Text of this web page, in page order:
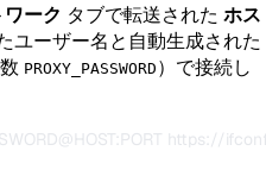
ーク タブで転送された ホス
ユーザー名と自動生成された
PROXY_PASSWORD ）で接続し